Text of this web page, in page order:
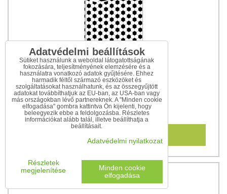
Gumis lepedő focirajongóknak
6 280 Ft
Adatvédelmi beállítások
Sütiket használunk a weboldal látogatottságának
fokozására, teljesítményének elemzésére és a
használatra vonatkozó adatok gyűjtésére. Ehhez
harmadik féltől származó eszközöket és
szolgáltatásokat használhatunk, és az összegyűjtött
adatokat továbbíthatjuk az EU-ban, az USA-ban vagy
más országokban lévő partnereknek. A "Minden cookie
elfogadása" gombra kattintva Ön kijelenti, hogy
beleegyezik ebbe a feldolgozásba. Részletes
információkat alább talál, illetve beállíthatja a
beállításait.
Adatvédelmi nyilatkozat
Részletek
megjelenítése
Minden cookie
elfogadása